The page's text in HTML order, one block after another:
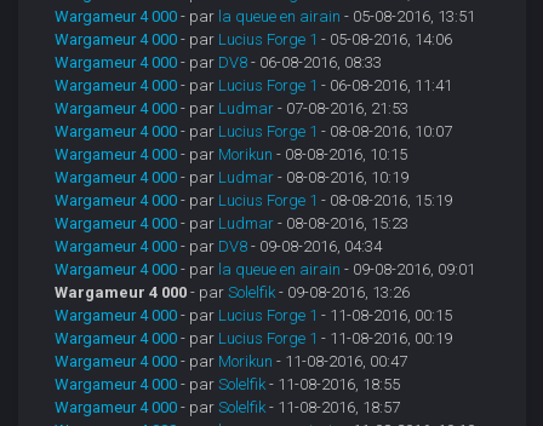
Wargameur 4 000 - par la queue en airain - 05-08-2016, 13:51
Wargameur 4 000 - par Lucius Forge 1 - 05-08-2016, 14:06
Wargameur 4 000 - par DV8 - 06-08-2016, 08:33
Wargameur 4 000 - par Lucius Forge 1 - 06-08-2016, 11:41
Wargameur 4 000 - par Ludmar - 07-08-2016, 21:53
Wargameur 4 000 - par Lucius Forge 1 - 08-08-2016, 10:07
Wargameur 4 000 - par Morikun - 08-08-2016, 10:15
Wargameur 4 000 - par Ludmar - 08-08-2016, 10:19
Wargameur 4 000 - par Lucius Forge 1 - 08-08-2016, 15:19
Wargameur 4 000 - par Ludmar - 08-08-2016, 15:23
Wargameur 4 000 - par DV8 - 09-08-2016, 04:34
Wargameur 4 000 - par la queue en airain - 09-08-2016, 09:01
Wargameur 4 000 - parSolelfik - 09-08-2016, 13:26
Wargameur 4 000 - par Lucius Forge 1 - 11-08-2016, 00:15
Wargameur 4 000 - par Lucius Forge 1 - 11-08-2016, 00:19
Wargameur 4 000 - par Morikun - 11-08-2016, 00:47
Wargameur 4 000 - parSolelfik - 11-08-2016, 18:55
Wargameur 4 000 - parSolelfik - 11-08-2016, 18:57